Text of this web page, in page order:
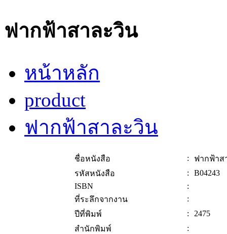
ฟากฟ้าสาละวิน
หน้าหลัก
product
ฟากฟ้าสาละวิน
ชื่อหนังสือ :
ฟากฟ้าส
รหัสหนังสือ
:
B04243
ISBN
:
ที่ระลึกจากงาน
:
ปีที่พิมพ์
:
2475
สำนักพิมพ์
: